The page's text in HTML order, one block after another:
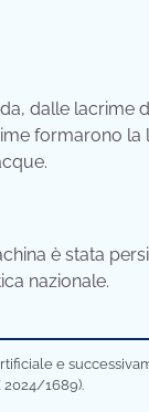
dalle
formarono la
è stata
nazionale.
e
2024/1689).